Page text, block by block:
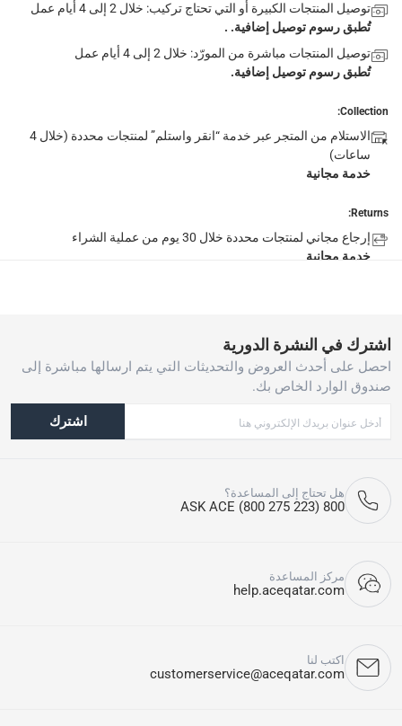
توصيل المنتجات الكبيرة أو التي تحتاج تركيب: خلال 2 إلى 4 أيام عمل
تُطبق رسوم توصيل إضافية. .
توصيل المنتجات مباشرة من المورّد: خلال 2 إلى 4 أيام عمل
تُطبق رسوم توصيل إضافية.
Collection:
الاستلام من المتجر عبر خدمة “انقر واستلم” لمنتجات محددة (خلال 4
ساعات)
خدمة مجانية
Returns:
إرجاع مجاني لمنتجات محددة خلال 30 يوم من عملية الشراء
خدمة مجانية
اشترك في النشرة الدورية
احصل على أحدث العروض والتحديثات التي يتم ارسالها مباشرة إلى
صندوق الوارد الخاص بك.
اشترك
هل تحتاج إلى المساعدة؟
800 ASK ACE (800 275 223)
مركز المساعدة
help.aceqatar.com
اكتب لنا
customerservice@aceqatar.com